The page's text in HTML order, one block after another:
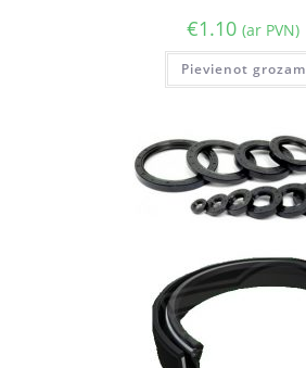
€1.10 (ar PVN)
Pievienot grozam